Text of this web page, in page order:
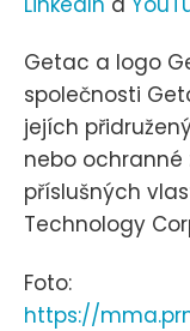
Getac a logo
společnosti
jejích
nebo
příslušných
Technology
Foto:
https://